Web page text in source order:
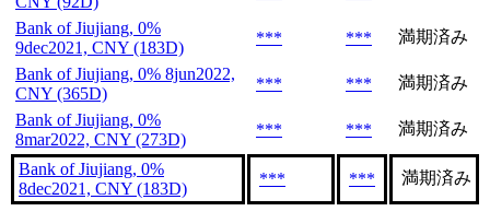
Bank of Jiujiang, 0%
9dec2021, CNY (183D)
*** ***
満期済み
Bank of Jiujiang, 0% 8jun2022,
CNY (365D)
*** ***
満期済み
Bank of Jiujiang, 0%
8mar2022, CNY (273D)
*** *** 満期済み
Bank of Jiujiang, 0%
8dec2021, CNY (183D)
*** *** 満期済み